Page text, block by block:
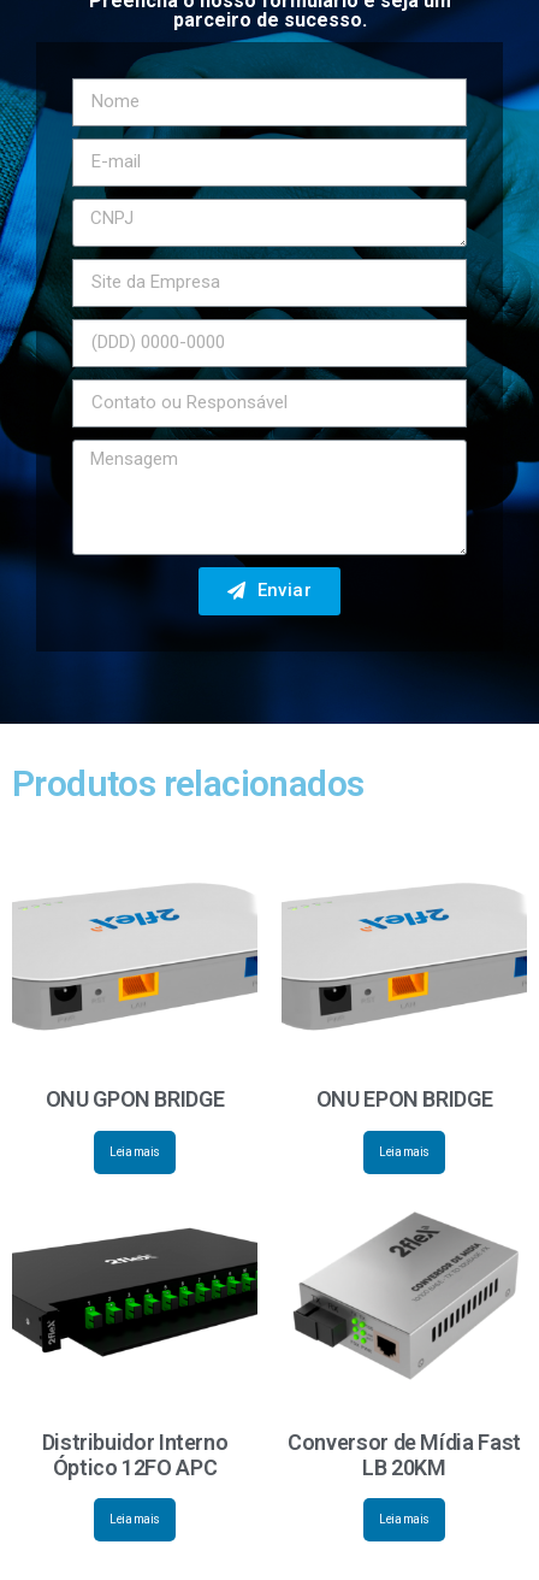
parceiro de sucesso.
Enviar
Produtos relacionados
ONU GPON BRIDGE
Leia mais
ONU EPON BRIDGE
Leia mais
Distribuidor Interno
Óptico 12FO APC
Leia mais
Conversor de Mídia Fast
LB 20KM
Leia mais